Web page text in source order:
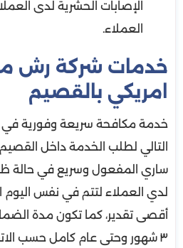
الإصابات الحشرية لدى
العملاء.
خدمات شركة رش
امريكي بالقصيم
خدمة مكافحة سريعة وفورية في
التالي لطلب الخدمة داخل
ساري المفعول وسريع في حالة
لدي العملاء لتتم في نفس اليوم
أقصى تقدير، كما تكون مدة
٣ شهور وحتى عام كامل حسب الاتفاق.